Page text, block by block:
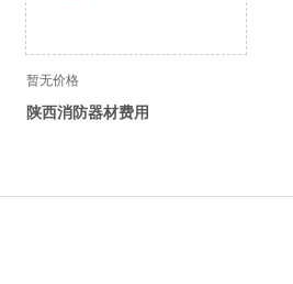
暂无价格
陕西消防器材费用